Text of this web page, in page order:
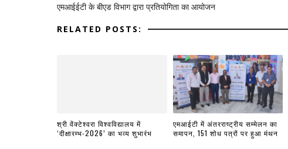
एमआईईटी के बीएड विभाग द्वारा प्रतियोगिता का आयोजन
RELATED POSTS:
श्री वेंक्टेश्वरा विश्वविद्यालय में
‘दीक्षारम्भ-2026’ का भव्य शुभारंभ
एमआईटी में अंतरराष्ट्रीय सम्मेलन का
समापन, 151 शोध पत्रों पर हुआ मंथन